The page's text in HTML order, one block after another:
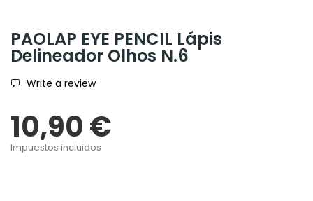
PAOLAP EYE PENCIL Lápis
Delineador Olhos N.6
Write a review
10,90 €
Impuestos incluidos